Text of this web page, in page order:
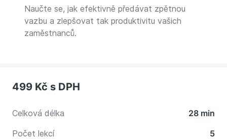
Naučte se, jak efektivně předávat zpětnou
vazbu a zlepšovat tak produktivitu vašich
zaměstnanců.
499 Kč s DPH
Celková délka
28 min
Počet lekcí
5